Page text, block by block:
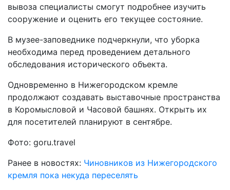
вывоза специалисты смогут подробнее изучить
сооружение и оценить его текущее состояние.
В музее-заповеднике подчеркнули, что уборка
необходима перед проведением детального
обследования исторического объекта.
Одновременно в Нижегородском кремле
продолжают создавать выставочные пространства
в Коромысловой и Часовой башнях. Открыть их
для посетителей планируют в сентябре.
Фото: goru.travel
Ранее в новостях: Чиновников из Нижегородского
кремля пока некуда переселять